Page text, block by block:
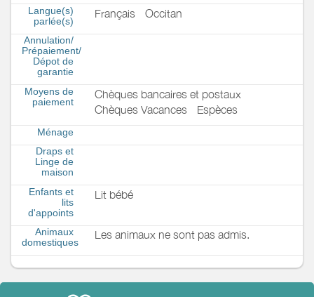
Langue(s)
parlée(s)
Français Occitan
Annulation/
Prépaiement/
Dépot de
garantie
Moyens de
paiement
Chèques bancaires et postaux
Chèques Vacances
Espèces
Ménage
Draps et
Linge de
maison
Enfants et
lits
d'appoints
Lit bébé
Animaux
domestiques
Les animaux ne sont pas admis.